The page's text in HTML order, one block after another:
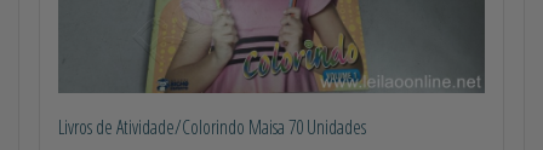
Livros de Atividade/Colorindo Maisa 70 Unidades